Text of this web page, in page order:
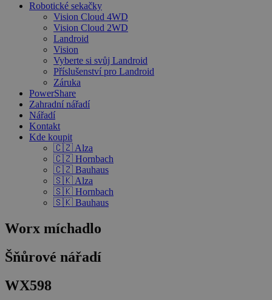
Robotické sekačky
Vision Cloud 4WD
Vision Cloud 2WD
Landroid
Vision
Vyberte si svůj Landroid
Příslušenství pro Landroid
Záruka
PowerShare
Zahradní nářadí
Nářadí
Kontakt
Kde koupit
🇨🇿 Alza
🇨🇿 Hornbach
🇨🇿 Bauhaus
🇸🇰 Alza
🇸🇰 Hornbach
🇸🇰 Bauhaus
Worx míchadlo
Šňůrové nářadí
WX598